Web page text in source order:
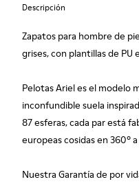
Descripción
Zapatos para hombre de
grises, con plantillas de PU
Pelotas Ariel es el modelo
inconfundible suela
87 esferas, cada par está
europeas cosidas en 360º
Nuestra Garantía de por